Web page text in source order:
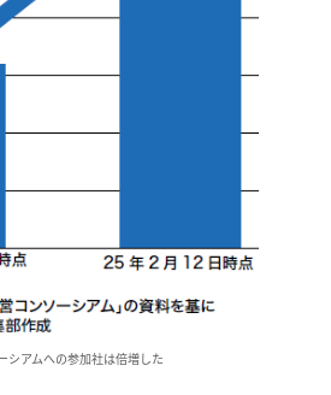
シアムへの参加社は倍増した